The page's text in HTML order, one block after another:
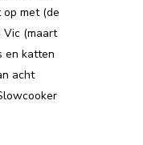
met (de
Vic (maart
en katten
acht